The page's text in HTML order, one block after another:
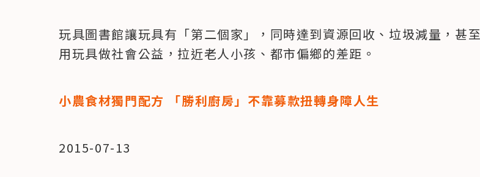
玩具圖書館讓玩具有「第二個家」，同時達到資源回收、垃圾減量，甚至
用玩具做社會公益，拉近老人小孩、都市偏鄉的差距。
小農食材獨門配方 「勝利廚房」不靠募款扭轉身障人生
2015-07-13